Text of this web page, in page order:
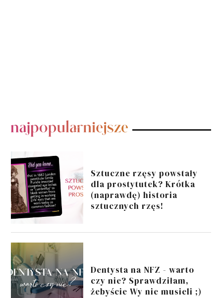
POPULARNE POSTY
Sztuczne rzęsy powstały
dla prostytutek? Krótka
(naprawdę) historia
sztucznych rzęs!
Dentysta na NFZ - warto
czy nie? Sprawdziłam,
żebyście Wy nie musieli ;)